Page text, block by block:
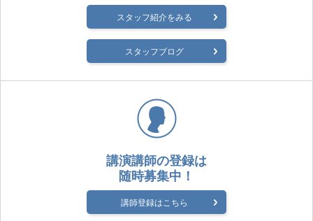
スタッフ紹介をみる
スタッフブログ
講演講師の登録は
随時募集中！
講師登録はこちら